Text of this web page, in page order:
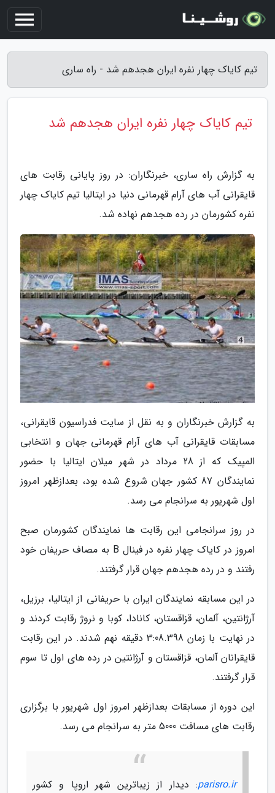
تیم کایاک چهار نفره ایران هجدهم شد - راه ساری
تیم کایاک چهار نفره ایران هجدهم شد
به گزارش راه ساری، خبرنگاران: در روز پایانی رقابت های
قایقرانی آب های آرام قهرمانی دنیا در ایتالیا تیم کایاک چهار
نفره کشورمان در رده هجدهم نهاده شد.
به گزارش خبرنگاران و به نقل از سایت فدراسیون قایقرانی،
مسابقات قایقرانی آب های آرام قهرمانی جهان و انتخابی
المپیک که از 28 مرداد در شهر میلان ایتالیا با حضور
نمایندگان 87 کشور جهان شروع شده بود، بعدازظهر امروز
اول شهریور به سرانجام می رسد.
در روز سرانجامی این رقابت ها نمایندگان کشورمان صبح
امروز در کایاک چهار نفره در فینال B به مصاف حریفان خود
رفتند و در رده هجدهم جهان قرار گرفتند.
در این مسابقه نمایندگان ایران با حریفانی از ایتالیا، برزیل،
آرژانتین، آلمان، قزاقستان، کانادا، کوبا و نروژ رقابت کردند و
در نهایت با زمان 3:08.398 دقیقه نهم شدند. در این رقابت
قایقرانان آلمان، قزاقستان و آرژانتین در رده های اول تا سوم
قرار گرفتند.
این دوره از مسابقات بعدازظهر امروز اول شهریور با برگزاری
رقابت های مسافت 5000 متر به سرانجام می رسد.
parisro.ir: دیدار از زیباترین شهر اروپا و کشور